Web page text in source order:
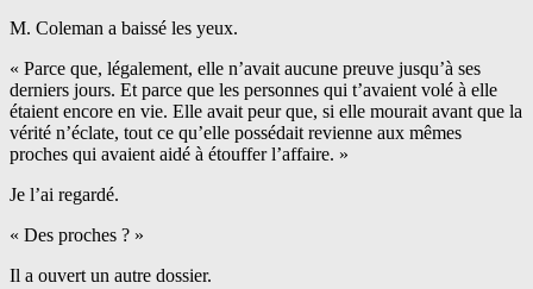
M. Coleman a baissé les yeux.
« Parce que, légalement, elle n’avait aucune preuve jusqu’à ses
derniers jours. Et parce que les personnes qui t’avaient volé à elle
étaient encore en vie. Elle avait peur que, si elle mourait avant que la
vérité n’éclate, tout ce qu’elle possédait revienne aux mêmes
proches qui avaient aidé à étouffer l’affaire. »
Je l’ai regardé.
« Des proches ? »
Il a ouvert un autre dossier.